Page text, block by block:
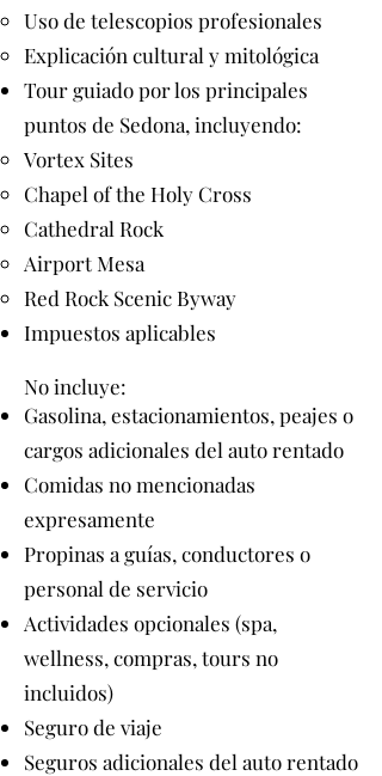
Uso de telescopios profesionales
Explicación cultural y mitológica
Tour guiado por los principales
puntos de Sedona, incluyendo:
Vortex Sites
Chapel of the Holy Cross
Cathedral Rock
Airport Mesa
Red Rock Scenic Byway
Impuestos aplicables
No incluye:
Gasolina, estacionamientos, peajes o
cargos adicionales del auto rentado
Comidas no mencionadas
expresamente
Propinas a guías, conductores o
personal de servicio
Actividades opcionales (spa,
wellness, compras, tours no
incluidos)
Seguro de viaje
Seguros adicionales del auto rentado